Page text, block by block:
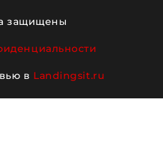
защищены
в Landingsit.ru